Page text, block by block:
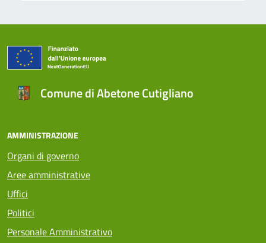
Comune di Abetone Cutigliano
AMMINISTRAZIONE
Organi di governo
Aree amministrative
Uffici
Politici
Personale Amministrativo